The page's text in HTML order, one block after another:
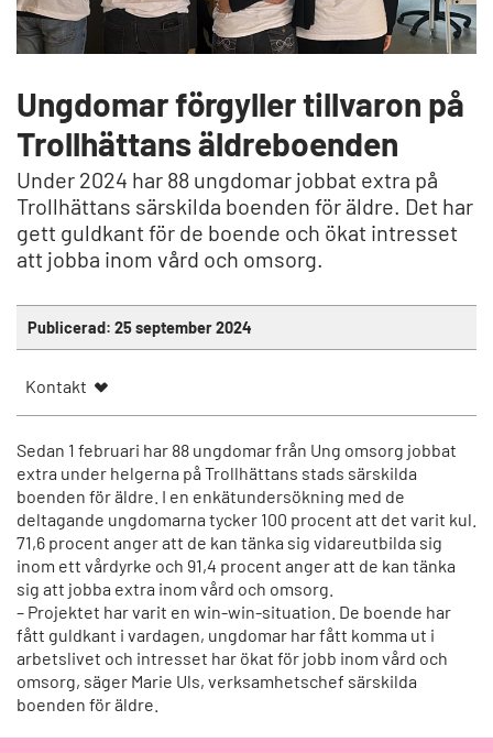
Ungdomar förgyller tillvaron på
Trollhättans äldreboenden
Under 2024 har 88 ungdomar jobbat extra på
Trollhättans särskilda boenden för äldre. Det har
gett guldkant för de boende och ökat intresset
att jobba inom vård och omsorg.
Publicerad: 25 september 2024
Kontakt
Sedan 1 februari har 88 ungdomar från Ung omsorg jobbat
extra under helgerna på Trollhättans stads särskilda
boenden för äldre. I en enkätundersökning med de
deltagande ungdomarna tycker 100 procent att det varit kul.
71,6 procent anger att de kan tänka sig vidareutbilda sig
inom ett vårdyrke och 91,4 procent anger att de kan tänka
sig att jobba extra inom vård och omsorg.
– Projektet har varit en win-win-situation. De boende har
fått guldkant i vardagen, ungdomar har fått komma ut i
arbetslivet och intresset har ökat för jobb inom vård och
omsorg, säger Marie Uls, verksamhetschef särskilda
boenden för äldre.